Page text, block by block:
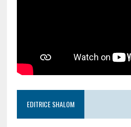
EDITRICE SHALOM